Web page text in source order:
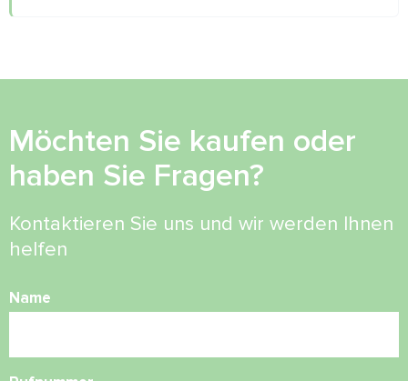
Möchten Sie kaufen oder
haben Sie Fragen?
Kontaktieren Sie uns und wir werden Ihnen
helfen
Name